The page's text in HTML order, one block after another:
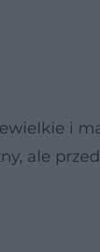
i
ale